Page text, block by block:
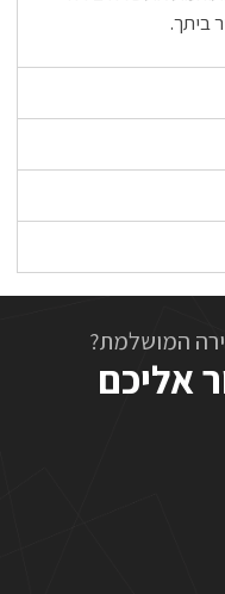
ביתך.
המושלמת?
אליכם